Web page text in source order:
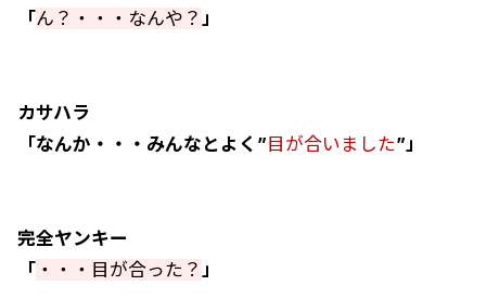
「ん？・・・なんや？ 」
カサハラ
「なんか・・・みんなとよく” 目が合いました”」
完全ヤンキー
「 ・・・目が合った？ 」